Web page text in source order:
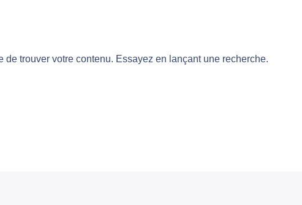
de trouver votre contenu. Essayez en lançant une recherche.